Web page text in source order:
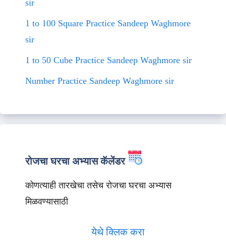
sir
1 to 100 Square Practice Sandeep Waghmore
sir
1 to 50 Cube Practice Sandeep Waghmore sir
Number Practice Sandeep Waghmore sir
रोजचा घरचा अभ्यास कॅलेंडर
कोणत्याही तारखेचा तसेच रोजचा घरचा अभ्यास
मिळवण्यासाठी
येथे क्लिक करा